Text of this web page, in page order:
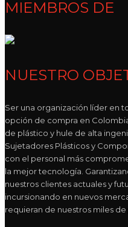
MIEMBROS DE
NUESTRO
Ser una organización líder en
opción de compra en
de plástico y hule de alta
Sujetadores Plásticos y
con el personal más
la mejor tecnología.
nuestros clientes actuales y
incursionando en nuevos
requieran de nuestros miles